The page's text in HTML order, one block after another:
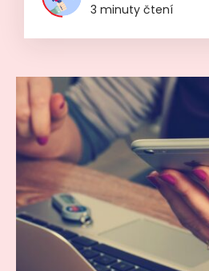
3 minuty čtení